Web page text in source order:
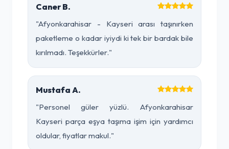
Caner B.
"Afyonkarahisar - Kayseri arası taşınırken
paketleme o kadar iyiydi ki tek bir bardak bile
kırılmadı. Teşekkürler."
Mustafa A.
"Personel güler yüzlü. Afyonkarahisar
Kayseri parça eşya taşıma işim için yardımcı
oldular, fiyatlar makul."